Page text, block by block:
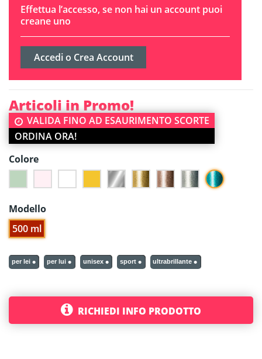
Effettua l’accesso, se non hai un account puoi
creane uno
Accedi o Crea Account
Articoli in Promo!
VALIDA FINO AD ESAURIMENTO SCORTE
ORDINA ORA!
Colore
GialloArgentoGlitterata Oro
Glitterata Oro Rosa
Glitterata Silver
Glitterata
Modello
500 ml
per lei per lui unisex sport ultrabrillante
RICHIEDI INFO PRODOTTO